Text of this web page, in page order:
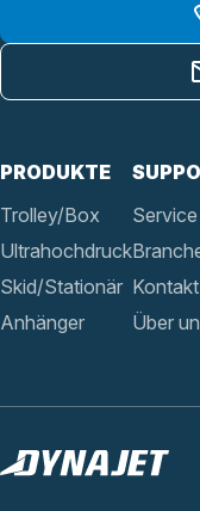
PRODUKTE
Trolley/Box
Ultrahochdruck
Skid/Stationär
Anhänger
Service
Kontakt
Über